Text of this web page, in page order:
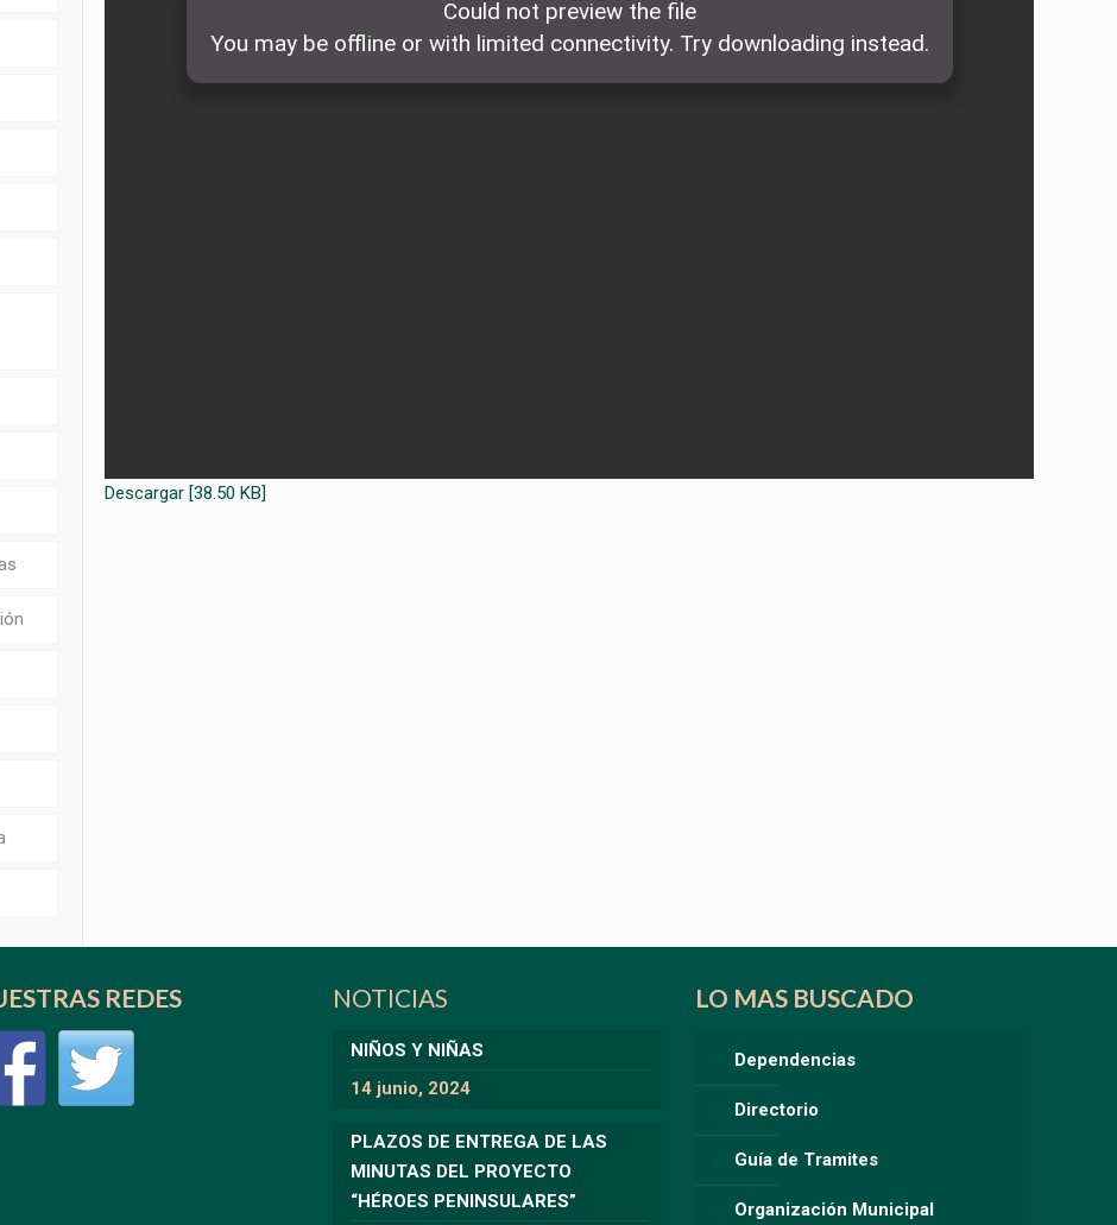
Descargar [38.50 KB]
REDES NOTICIAS
NIÑOS Y NIÑAS
14 junio, 2024
PLAZOS DE ENTREGA DE LAS
MINUTAS DEL PROYECTO
“HÉROES PENINSULARES”
LO MAS BUSCADO
Dependencias
Directorio
Guía de Tramites
Organización Municipal